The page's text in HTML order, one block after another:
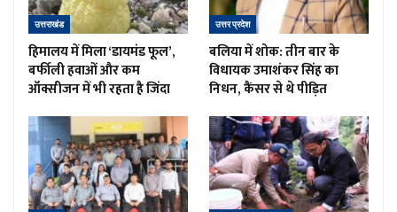
उत्तराखंड
हिमालय में मिला ‘डायमंड फूल’,
बर्फीली हवाओं और कम
ऑक्सीजन में भी रहता है जिंदा
उत्तर प्रदेश
बलिया में शोक: तीन बार के
विधायक उमाशंकर सिंह का
निधन, कैंसर से थे पीड़ित